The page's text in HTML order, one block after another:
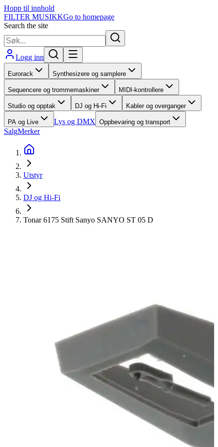
Hopp til innhold
FILTER MUSIKKGo to homepage
Search the site
Logg inn
Eurorack Synthesizere og samplere
Sequencere og trommemaskiner MIDI-kontrollere
Studio og opptak DJ og Hi-Fi Kabler og overganger
PA og Live Lys og DMX Oppbevaring og transport
SalgMerker
Utstyr
DJ og Hi-Fi
Tonar 6175 Stift Sanyo SANYO ST 05 D